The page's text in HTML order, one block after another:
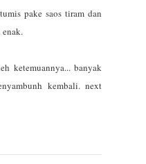
pake saos tiram dan
enak.
ketemuannya... banyak
kembali. next